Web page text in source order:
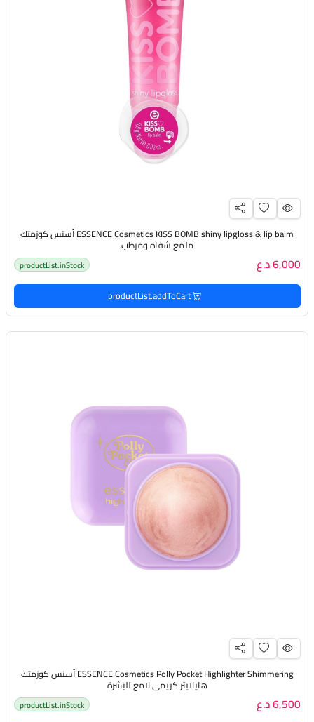
ESSENCE Cosmetics KISS BOMB shiny lipgloss & lip balm أسنس كوزمتك
ملمع شفاه ومرطب
6,000 د.ع productList.inStock
productList.addToCart
ESSENCE Cosmetics Polly Pocket Highlighter Shimmering أسنس كوزمتك
هايلايتر كريمي لامع للبشرة
6,500 د.ع productList.inStock